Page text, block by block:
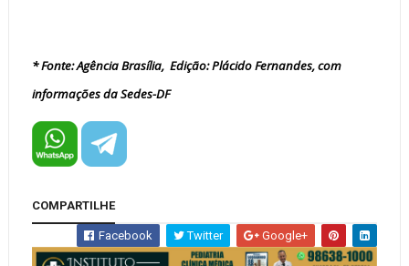
*Fonte:Agência Brasília, Edição: Plácido Fernandes, com
informações da Sedes-DF
COMPARTILHE
Facebook Twitter Google+